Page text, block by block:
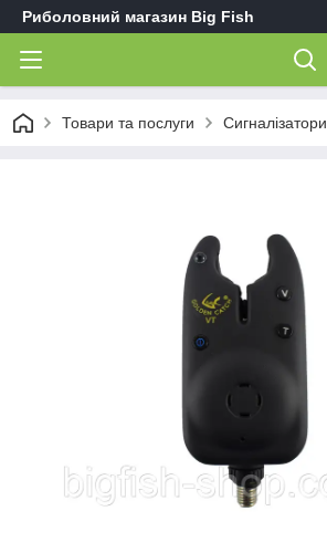
Риболовний магазин Big Fish
Товари та послуги Сигналізатори